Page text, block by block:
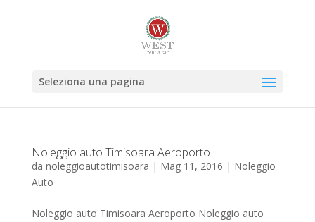
Seleziona una pagina
Noleggio auto Timisoara Aeroporto
da noleggioautotimisoara | Mag 11, 2016 | Noleggio
Auto
Noleggio auto Timisoara Aeroporto Noleggio auto